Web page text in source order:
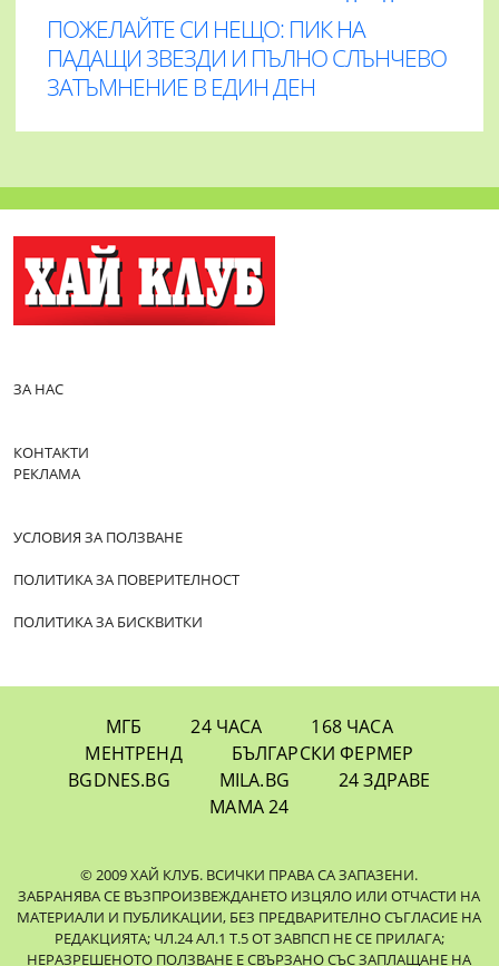
ПОЖЕЛАЙТЕ СИ НЕЩО: ПИК НА
ПАДАЩИ ЗВЕЗДИ И ПЪЛНО СЛЪНЧЕВО
ЗАТЪМНЕНИЕ В ЕДИН ДЕН
ЗА НАС
КОНТАКТИ
РЕКЛАМА
УСЛОВИЯ ЗА ПОЛЗВАНЕ
ПОЛИТИКА ЗА ПОВЕРИТЕЛНОСТ
ПОЛИТИКА ЗА БИСКВИТКИ
МГБ 24 ЧАСА
168 ЧАСА
МЕНТРЕНД
БЪЛГАРСКИ ФЕРМЕР
BGDNES.BG
MILA.BG
24 ЗДРАВЕ
МАМА 24
© 2009 ХАЙ КЛУБ. ВСИЧКИ ПРАВА СА ЗАПАЗЕНИ.
ЗАБРАНЯВА СЕ ВЪЗПРОИЗВЕЖДАНЕТО ИЗЦЯЛО ИЛИ ОТЧАСТИ НА
МАТЕРИАЛИ И ПУБЛИКАЦИИ, БЕЗ ПРЕДВАРИТЕЛНО СЪГЛАСИЕ НА
РЕДАКЦИЯТА; ЧЛ.24 АЛ.1 Т.5 ОТ ЗАВПСП НЕ СЕ ПРИЛАГА;
НЕРАЗРЕШЕНОТО ПОЛЗВАНЕ Е СВЪРЗАНО СЪС ЗАПЛАЩАНЕ НА